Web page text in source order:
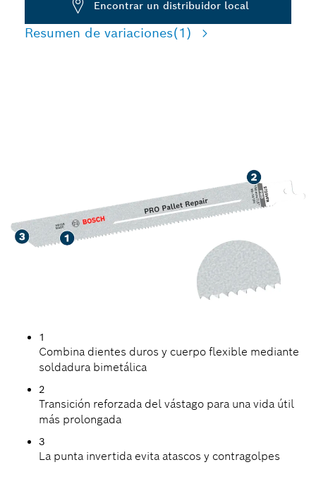
Encontrar un distribuidor local
Resumen de variaciones(1)
1
Combina dientes duros y cuerpo flexible mediante
soldadura bimetálica
2
Transición reforzada del vástago para una vida útil
más prolongada
3
La punta invertida evita atascos y contragolpes